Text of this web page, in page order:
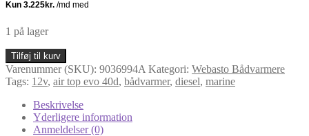
pris
1 på lager
Webasto
MARINE
Air
Top
Evo
40D
Tilføj til kurv
Varenummer (SKU): 9036994A Kategori: Webasto Bådvarmere
Tags: 12v, air top evo 40d, bådvarmer, diesel, marine
Beskrivelse
Yderligere information
Anmeldelser (0)